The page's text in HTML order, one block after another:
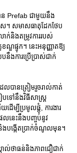
Prefab ជាមួយនឹង
។ សមាសធាតុដែកថែប
ាក់និងតម្រូវការរបស់
ឌផ្ទុក។ នេះអនុញ្ញាតឱ្យ
បនឹងការប្រើប្រាស់ជាក់
លបានត្រៀមរួចរាល់កាត់
ទៅនឹងវិធីសាស្ត្រ
ម្បីប្រមូលផ្តុំ, ការងារ
លនេះនឹងបញ្ចប់នូវ
ងបង្កើតប្រាក់ចំណូលមុន។
គាល់ថាធន់និងភាពជឿជាក់